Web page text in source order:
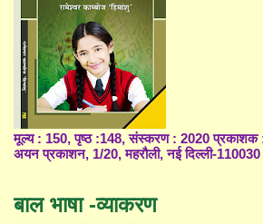
मूल्य : 150, पृष्ठ :148, संस्करण : 2020 प्रकाशक
अयन प्रकाशन, 1/20, महरौली, नई दिल्ली-
बाल भाषा -व्याकरण